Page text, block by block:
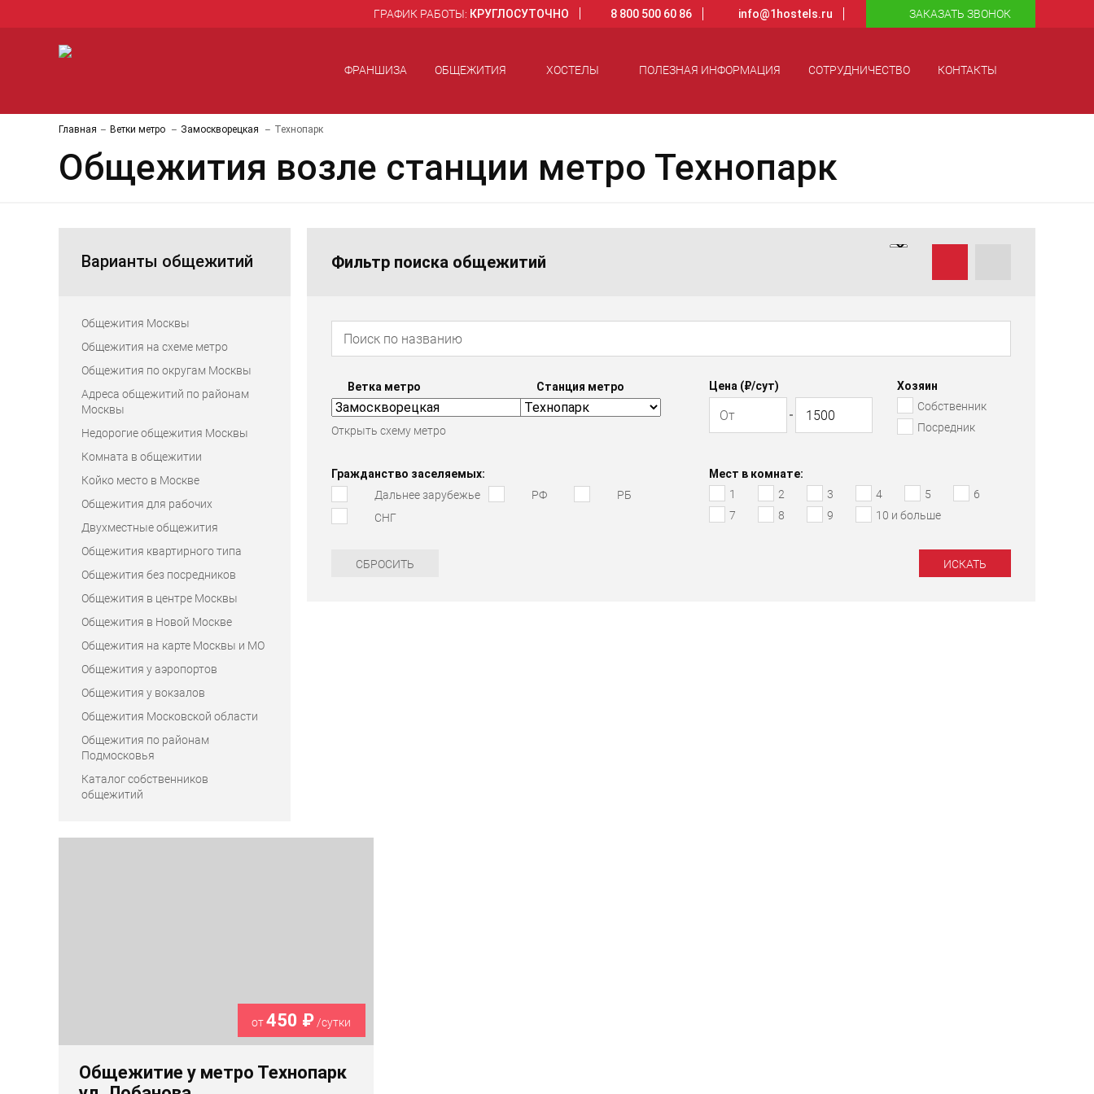
ГРАФИК РАБОТЫ: КРУГЛОСУТОЧНО 8 800 500 60 86 info@1hostels.ru ЗАКАЗАТЬ ЗВОНОК
ФРАНШИЗА ОБЩЕЖИТИЯ ХОСТЕЛЫ ПОЛЕЗНАЯ ИНФОРМАЦИЯ СОТРУДНИЧЕСТВО КОНТАКТЫ
Главная Ветки метро Замоскворецкая Технопарк
Общежития возле станции метро Технопарк
Варианты общежитий
Общежития Москвы
Общежития на схеме метро
Общежития по округам Москвы
Адреса общежитий по районам
Москвы
Недорогие общежития Москвы
Комната в общежитии
Койко место в Москве
Общежития для рабочих
Двухместные общежития
Общежития квартирного типа
Общежития без посредников
Общежития в центре Москвы
Общежития в Новой Москве
Общежития на карте Москвы и МО
Общежития у аэропортов
Общежития у вокзалов
Общежития Московской области
Общежития по районам
Подмосковья
Каталог собственников
общежитий
Фильтр поиска общежитий
Ветка метро
Открыть схему метро
Станция метро Цена (₽/cут)
Хозяин
Собственник
Посредник
Гражданство заселяемых:
Дальнее зарубежье
РФ
РБ
СНГ
Мест в комнате:
1
2 3 4 5
6
7
8 9 10 и больше
СБРОСИТЬ
от450 ₽ /сутки
Общежитие у метро Технопарк